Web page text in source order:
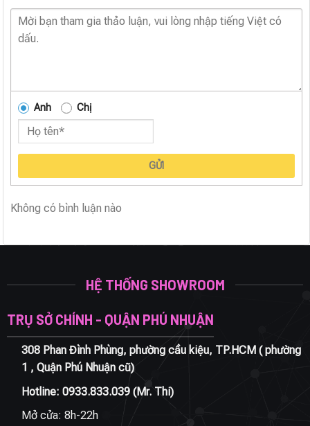
Anh Chị
GỬI
Không có bình luận nào
HỆ THỐNG SHOWROOM
TRỤ SỞ CHÍNH - QUẬN PHÚ NHUẬN
308 Phan Đình Phùng, phường cầu kiệu, TP.HCM ( phường
1 , Quận Phú Nhuận cũ)
Hotline: 0933.833.039(Mr. Thi)
Mở cửa: 8h-22h